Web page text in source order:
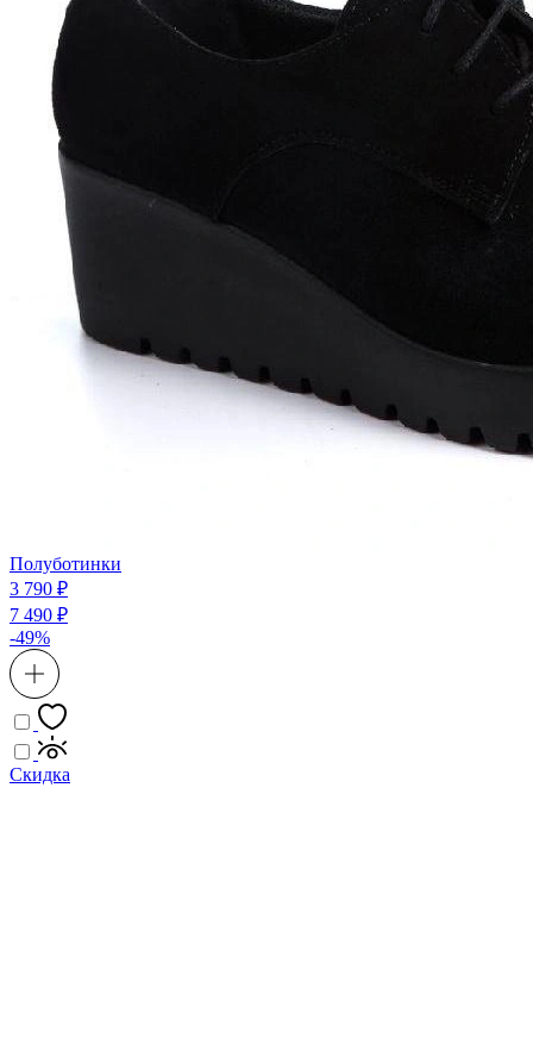
Полуботинки
3 790 ₽
7 490 ₽
-49%
Скидка